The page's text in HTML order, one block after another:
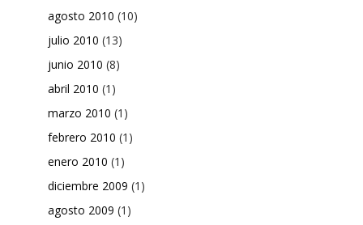
agosto 2010 (10)
julio 2010 (13)
junio 2010 (8)
abril 2010 (1)
marzo 2010 (1)
febrero 2010 (1)
enero 2010 (1)
diciembre 2009 (1)
agosto 2009 (1)